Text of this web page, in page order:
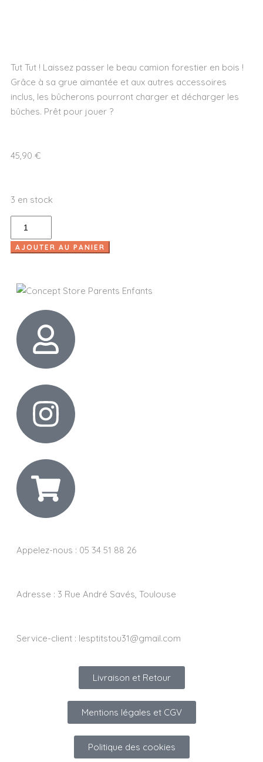
Tut Tut ! Laissez passer le beau camion forestier en bois !
Grâce à sa grue aimantée et aux autres accessoires
inclus, les bûcherons pourront charger et décharger les
bûches. Prêt pour jouer ?
45,90 €
3 en stock
AJOUTER AU PANIER
Appelez-nous : 05 34 51 88 26
Adresse : 3 Rue André Savés, Toulouse
Service-client : lesptitstou31@gmail.com
Livraison et Retour
Mentions légales et CGV
Politique des cookies